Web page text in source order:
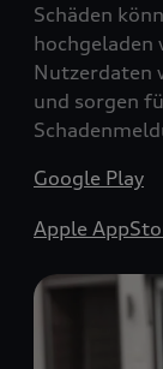
Schäden
hochgeladen
Nutzerdaten
und sorgen
Google Play
Apple